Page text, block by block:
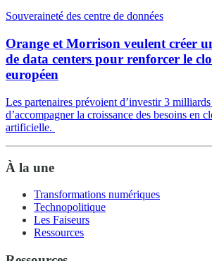
Souveraineté des centre de données
Orange et Morrison veulent créer
de data centers pour renforcer le
européen
Les partenaires prévoient d’investir 3 milliards
d’accompagner la croissance des besoins en
artificielle.
À la une
Transformations numériques
Technopolitique
Les Faiseurs
Ressources